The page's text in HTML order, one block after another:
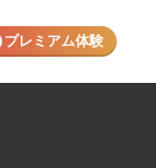
プレミアム体験